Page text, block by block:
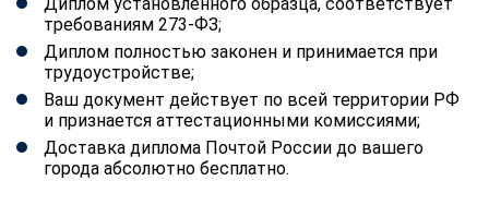
требованиям 273-ФЗ;
Диплом полностью законен и принимается при
трудоустройстве;
Ваш документ действует по всей территории РФ
и признается аттестационными комиссиями;
Доставка диплома Почтой России до вашего
города абсолютно бесплатно.